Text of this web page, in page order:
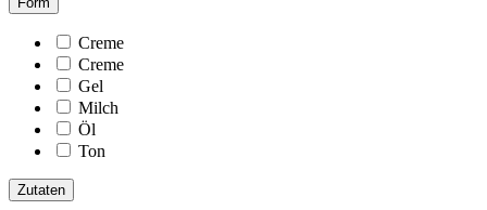
Creme
Creme
Gel
Milch
Öl
Ton
Zutaten